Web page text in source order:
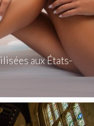
aux États-